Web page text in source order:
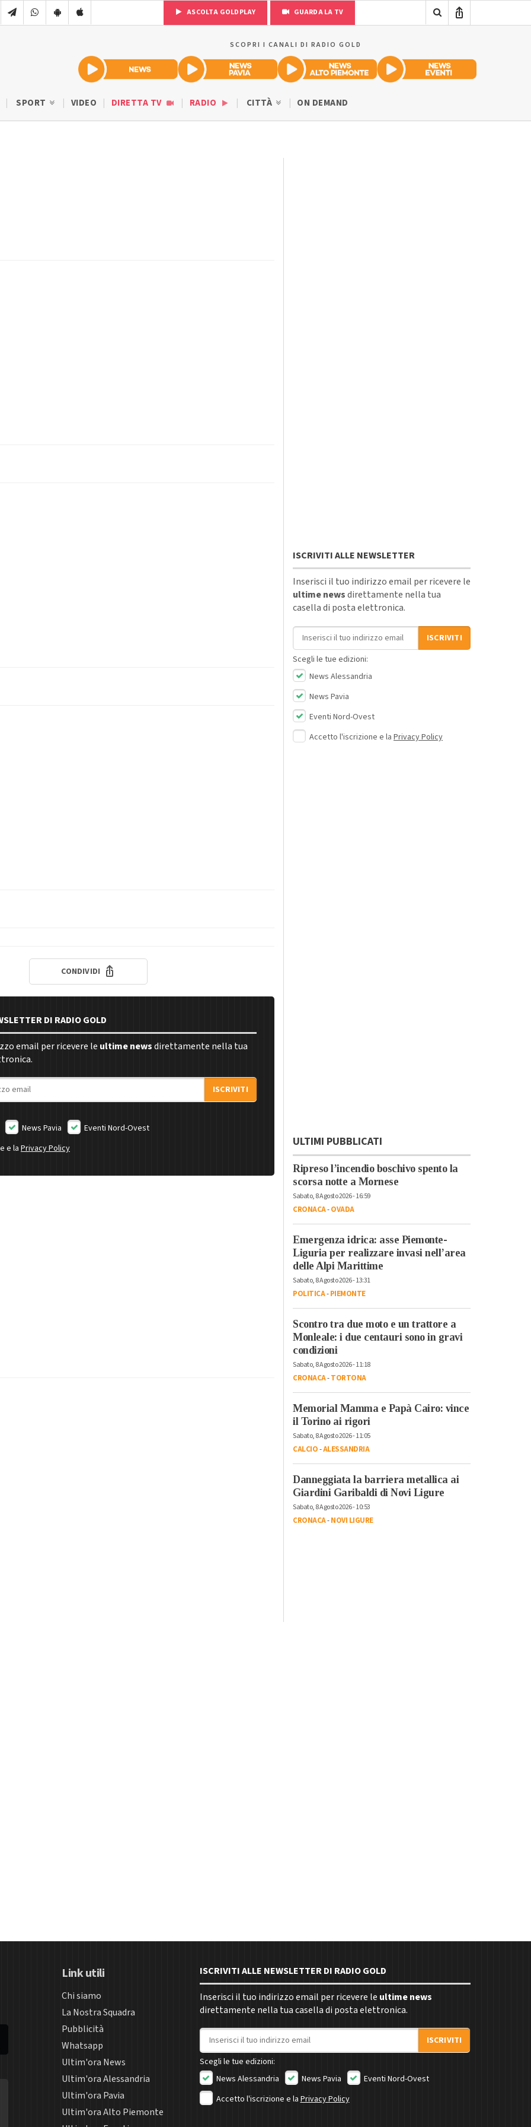
ASCOLTA GOLDPLAY GUARDA LA TV
SCOPRI I CANALI DI RADIO GOLD
SPORT VIDEO DIRETTA TV RADIO CITTÀ ON DEMAND
CONDIVIDI
DI RADIO GOLD
email per ricevere le ultime newsdirettamente nella tua
ISCRIVITI
News Pavia
Eventi Nord-Ovest
e la Privacy Policy
ISCRIVITI ALLE NEWSLETTER
Inserisci il tuo indirizzo email per ricevere le
ultime newsdirettamente nella tua
casella di posta elettronica.
Indirizzo email
ISCRIVITI
Scegli le tue edizioni:
News Alessandria
News Pavia
Eventi Nord-Ovest
Accetto l'iscrizione e la Privacy Policy
ULTIMI PUBBLICATI
Ripreso l’incendio boschivo spento la
scorsa notte a Mornese
Sabato, 8 Agosto 2026 - 16:59
CRONACA-OVADA
Emergenza idrica: asse Piemonte-
Liguria per realizzare invasi nell’area
delle Alpi Marittime
Sabato, 8 Agosto 2026 - 13:31
POLITICA-PIEMONTE
Scontro tra due moto e un trattore a
Monleale: i due centauri sono in gravi
condizioni
Sabato, 8 Agosto 2026 - 11:18
CRONACA-TORTONA
Memorial Mamma e Papà Cairo: vince
il Torino ai rigori
Sabato, 8 Agosto 2026 - 11:05
CALCIO-ALESSANDRIA
Danneggiata la barriera metallica ai
Giardini Garibaldi di Novi Ligure
Sabato, 8 Agosto 2026 - 10:53
CRONACA-NOVI LIGURE
Link utili
Chi siamo
La Nostra Squadra
Pubblicità
Whatsapp
Ultim'ora News
Ultim'ora Alessandria
Ultim'ora Pavia
Ultim'ora Alto Piemonte
ISCRIVITI ALLE NEWSLETTER DI RADIO GOLD
Inserisci il tuo indirizzo email per ricevere le ultime news
direttamente nella tua casella di posta elettronica.
Indirizzo email
ISCRIVITI
Scegli le tue edizioni:
News Alessandria
News Pavia
Eventi Nord-Ovest
Accetto l'iscrizione e la Privacy Policy